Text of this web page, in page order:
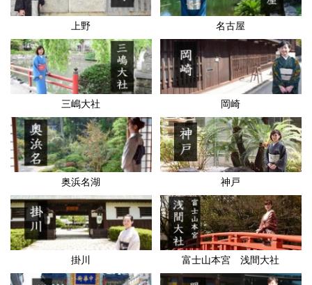
上野 名古屋
三嶋大社 岡崎
奥浜名湖 神戸
掛川 富士山本宮 浅間大社